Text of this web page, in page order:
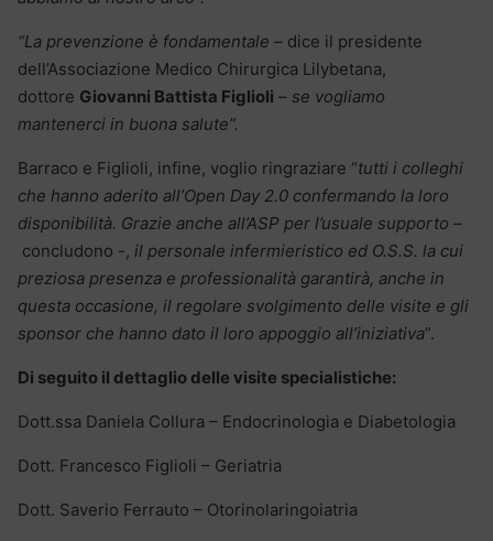
“La prevenzione è fondamentale – dice il presidente
dell’Associazione Medico Chirurgica Lilybetana,
dottore Giovanni Battista Figlioli – se vogliamo
mantenerci in buona salute”.
Barraco e Figlioli, infine, voglio ringraziare “tutti i colleghi
che hanno aderito all’Open Day 2.0 confermando la loro
disponibilità. Grazie anche all’ASP per l’usuale supporto –
concludono -, il personale infermieristico ed O.S.S. la cui
preziosa presenza e professionalità garantirà, anche in
questa occasione, il regolare svolgimento delle visite e gli
sponsor che hanno dato il loro appoggio all’iniziativa”.
Di seguito il dettaglio delle visite specialistiche:
Dott.ssa Daniela Collura – Endocrinologia e Diabetologia
Dott. Francesco Figlioli – Geriatria
Dott. Saverio Ferrauto – Otorinolaringoiatria